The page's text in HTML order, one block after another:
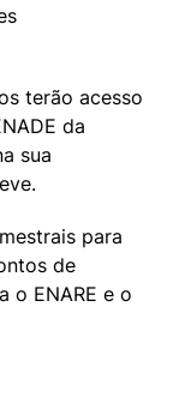
terão acesso
da
sua
para
de
o ENARE e o